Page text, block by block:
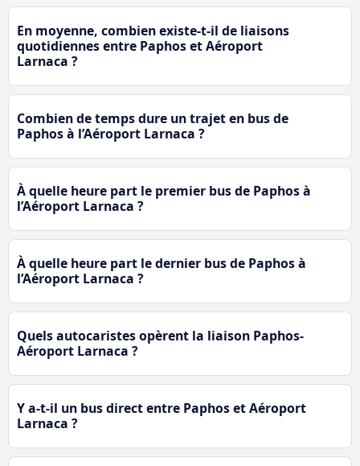
En moyenne, combien existe-t-il de liaisons
quotidiennes entre Paphos et Aéroport
Larnaca ?
Combien de temps dure un trajet en bus de
Paphos à l’Aéroport Larnaca ?
À quelle heure part le premier bus de Paphos à
l’Aéroport Larnaca ?
À quelle heure part le dernier bus de Paphos à
l’Aéroport Larnaca ?
Quels autocaristes opèrent la liaison Paphos-
Aéroport Larnaca ?
Y a-t-il un bus direct entre Paphos et Aéroport
Larnaca ?